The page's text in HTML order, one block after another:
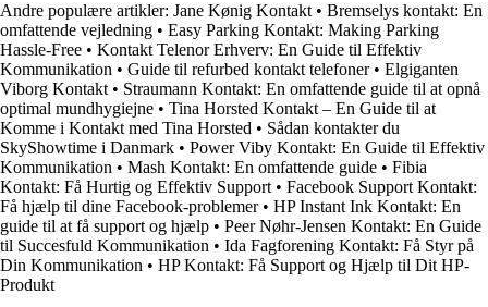
Andre populære artikler: Jane Kønig Kontakt • Bremselys kontakt: En
omfattende vejledning • Easy Parking Kontakt: Making Parking
Hassle-Free • Kontakt Telenor Erhverv: En Guide til Effektiv
Kommunikation • Guide til refurbed kontakt telefoner• Elgiganten
Viborg Kontakt • Straumann Kontakt: En omfattende guide til at opnå
optimal mundhygiejne • Tina Horsted Kontakt – En Guide til at
Komme i Kontakt med Tina Horsted • Sådan kontakter du
SkyShowtime i Danmark • Power Viby Kontakt: En Guide til Effektiv
Kommunikation • Mash Kontakt: En omfattende guide • Fibia
Kontakt: Få Hurtig og Effektiv Support • Facebook Support Kontakt:
Få hjælp til dine Facebook-problemer• HP Instant Ink Kontakt: En
guide til at få support og hjælp • Peer Nøhr-Jensen Kontakt: En Guide
til Succesfuld Kommunikation • Ida Fagforening Kontakt: Få Styr på
Din Kommunikation • HP Kontakt: Få Support og Hjælp til Dit HP-
Produkt